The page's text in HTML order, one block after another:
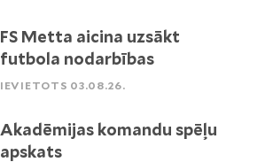
FS Metta aicina uzsākt
futbola nodarbības
IEVIETOTS 03.08.26.
Akadēmijas komandu spēļu
apskats